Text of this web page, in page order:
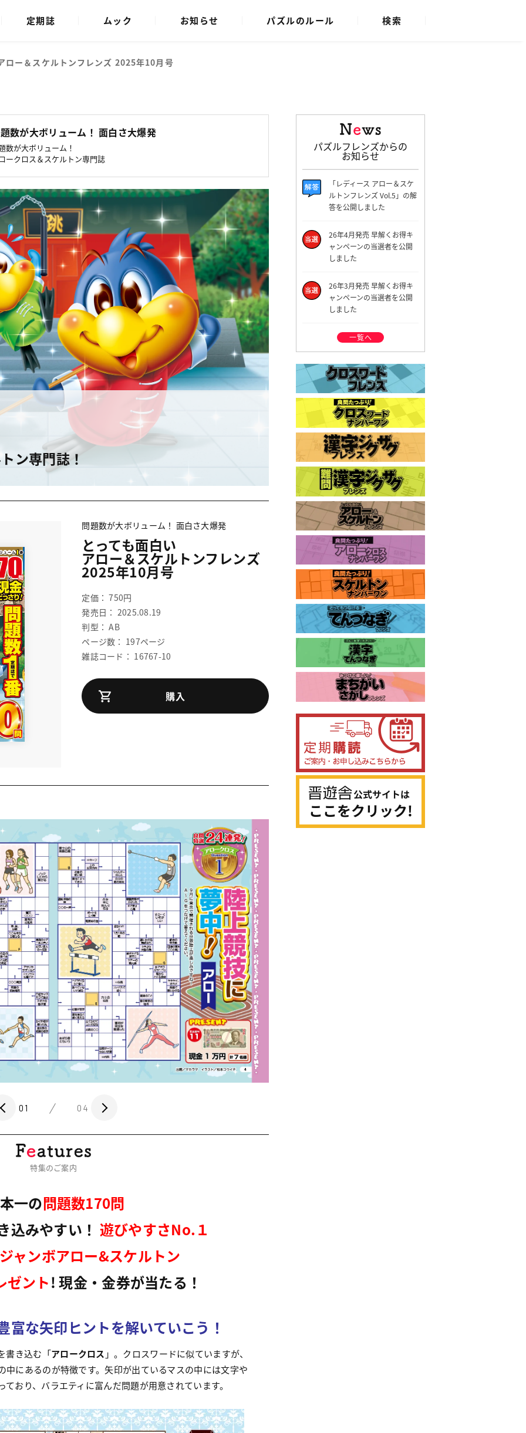
定期誌 ムック お知らせ パズルのルール 検索
ロー＆スケルトンフレンズ 2025年10月号
数が大ボリューム！ 面白さ大爆発
数が大ボリューム！
ークロス＆スケルトン専門誌
ン専門誌！
問題数が大ボリューム！ 面白さ大爆発
とっても面白い
アロー＆スケルトンフレンズ
2025年10月号
定価： 750円
発売日： 2025.08.19
判型： AB
ページ数： 197ページ
雑誌コード： 16767-10
購入
01 04
特集のご案内
一の問題数170問
込みやすい ！ 遊びやすさNo.１
ャンボアロー&スケルトン
ゼント! 現金・金券が当たる！
富な矢印ヒントを解いていこう！
書き込む「アロークロス 」。クロスワードに似ていますが、
中にあるのが特徴です。矢印が出ているマスの中には文字や
おり、バラエティに富んだ問題が用意されています。
パズルフレンズからの
お知らせ
「レディース アロー＆スケ
ルトンフレンズ Vol.5」の解
答を公開しました
26年4月発売 早解くお得キ
ャンペーンの当選者を公開
しました
26年3月発売 早解くお得キ
ャンペーンの当選者を公開
しました
一覧へ